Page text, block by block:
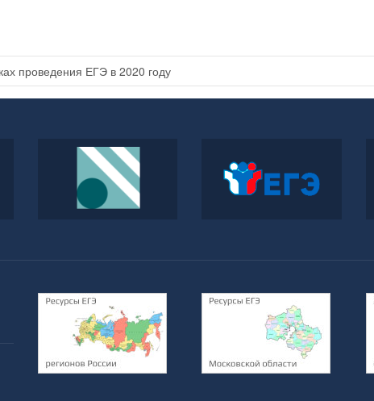
проведения ЕГЭ в 2020 году
Федеральный институт
педагогических
измерений
Официальный
информационный портал
ЕГЭ